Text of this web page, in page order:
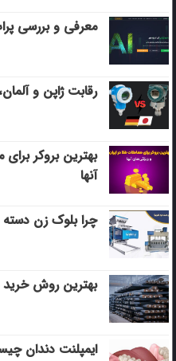
معرفی و بررسی پراپ
رقابت ژاپن و
بهترین بروکر
آنها
چرا بلوک زن دسته
بهترین روش خرید
ایمپلنت دندان